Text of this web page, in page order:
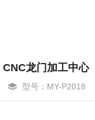
CNC龙门加工中心
型号：MY-P2018